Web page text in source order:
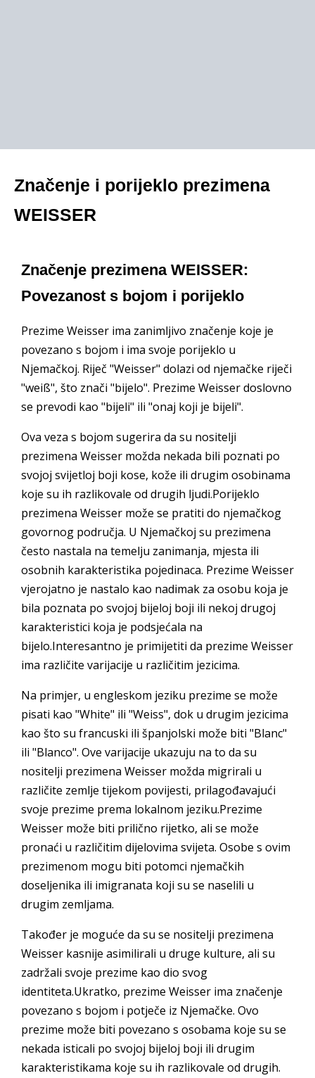
Značenje i porijeklo prezimena
WEISSER
Značenje prezimena WEISSER:
Povezanost s bojom i porijeklo
Prezime Weisser ima zanimljivo značenje koje je
povezano s bojom i ima svoje porijeklo u
Njemačkoj. Riječ "Weisser" dolazi od njemačke riječi
"weiß", što znači "bijelo". Prezime Weisser doslovno
se prevodi kao "bijeli" ili "onaj koji je bijeli".
Ova veza s bojom sugerira da su nositelji
prezimena Weisser možda nekada bili poznati po
svojoj svijetloj boji kose, kože ili drugim osobinama
koje su ih razlikovale od drugih ljudi.Porijeklo
prezimena Weisser može se pratiti do njemačkog
govornog područja. U Njemačkoj su prezimena
često nastala na temelju zanimanja, mjesta ili
osobnih karakteristika pojedinaca. Prezime Weisser
vjerojatno je nastalo kao nadimak za osobu koja je
bila poznata po svojoj bijeloj boji ili nekoj drugoj
karakteristici koja je podsjećala na
bijelo.Interesantno je primijetiti da prezime Weisser
ima različite varijacije u različitim jezicima.
Na primjer, u engleskom jeziku prezime se može
pisati kao "White" ili "Weiss", dok u drugim jezicima
kao što su francuski ili španjolski može biti "Blanc"
ili "Blanco". Ove varijacije ukazuju na to da su
nositelji prezimena Weisser možda migrirali u
različite zemlje tijekom povijesti, prilagođavajući
svoje prezime prema lokalnom jeziku.Prezime
Weisser može biti prilično rijetko, ali se može
pronaći u različitim dijelovima svijeta. Osobe s ovim
prezimenom mogu biti potomci njemačkih
doseljenika ili imigranata koji su se naselili u
drugim zemljama.
Također je moguće da su se nositelji prezimena
Weisser kasnije asimilirali u druge kulture, ali su
zadržali svoje prezime kao dio svog
identiteta.Ukratko, prezime Weisser ima značenje
povezano s bojom i potječe iz Njemačke. Ovo
prezime može biti povezano s osobama koje su se
nekada isticali po svojoj bijeloj boji ili drugim
karakteristikama koje su ih razlikovale od drugih.